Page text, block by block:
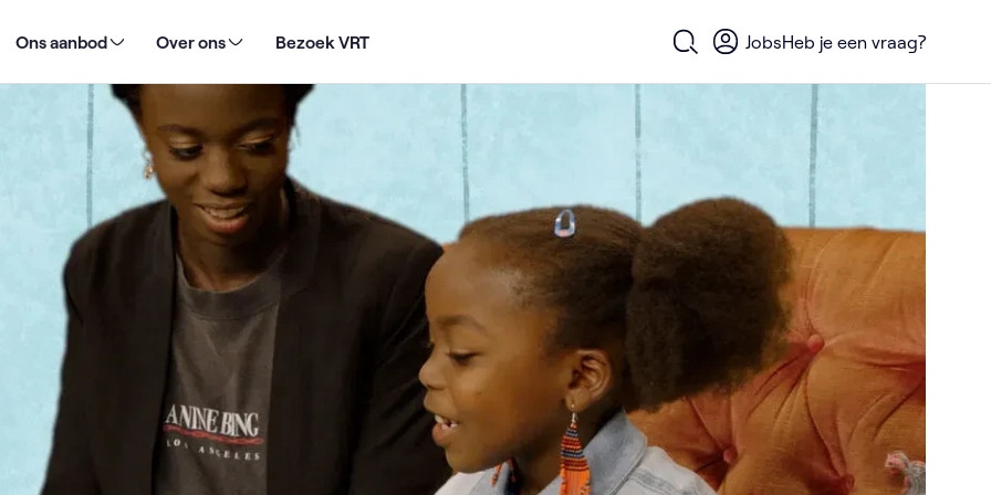
Ons aanbod Over ons Bezoek VRT
Open zoekformulier
JobsHeb je een vraag?
VRT aan boeken?